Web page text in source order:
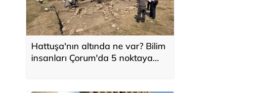
Hattuşa'nın altında ne var? Bilim
insanları Çorum'da 5 noktaya